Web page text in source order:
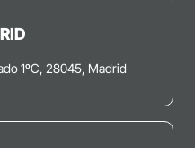
1ºC, 28045, Madrid